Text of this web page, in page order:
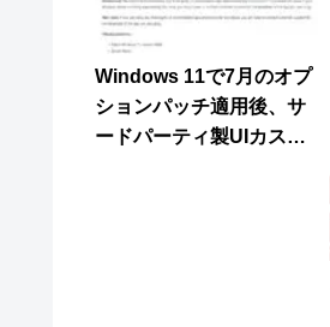
Windows 11で7月のオプ
ションパッチ適用後、サ
ードパーティ製UIカスタ